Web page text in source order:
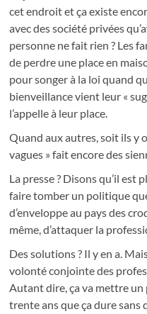
cet endroit et ça existe
avec des société privées
personne ne fait rien ? Les
de perdre une place en
pour songer à la loi quand
bienveillance vient leur «
l’appelle à leur place.
Quand aux autres, soit ils y
vagues » fait encore des
La presse ? Disons qu’il est
faire tomber un politique
d’enveloppe au pays des
même, d’attaquer la
Des solutions ? Il y en a.
volonté conjointe des
Autant dire, ça va mettre
trente ans que ça dure sans